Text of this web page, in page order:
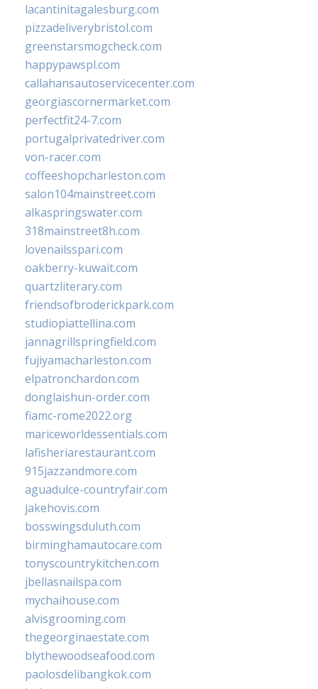
lacantinitagalesburg.com
pizzadeliverybristol.com
greenstarsmogcheck.com
happypawspl.com
callahansautoservicecenter.com
georgiascornermarket.com
perfectfit24-7.com
portugalprivatedriver.com
von-racer.com
coffeeshopcharleston.com
salon104mainstreet.com
alkaspringswater.com
318mainstreet8h.com
lovenailsspari.com
oakberry-kuwait.com
quartzliterary.com
friendsofbroderickpark.com
studiopiattellina.com
jannagrillspringfield.com
fujiyamacharleston.com
elpatronchardon.com
donglaishun-order.com
fiamc-rome2022.org
mariceworldessentials.com
lafisheriarestaurant.com
915jazzandmore.com
aguadulce-countryfair.com
jakehovis.com
bosswingsduluth.com
birminghamautocare.com
tonyscountrykitchen.com
jbellasnailspa.com
mychaihouse.com
alvisgrooming.com
thegeorginaestate.com
blythewoodseafood.com
paolosdelibangkok.com